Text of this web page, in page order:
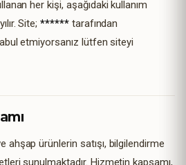
her kişi, aşağıdaki kullanım
Site;******tarafından
etmiyorsanız lütfen siteyi
ahşap ürünlerin satışı, bilgilendirme
sunulmaktadır. Hizmetin kapsamı,